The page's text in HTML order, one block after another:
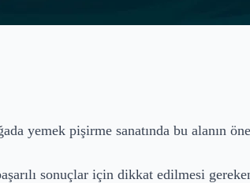
yemek pişirme sanatında bu alanın
sonuçlar için dikkat edilmesi